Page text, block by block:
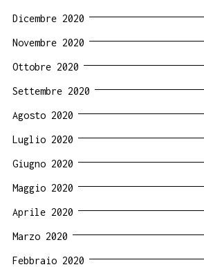
Dicembre 2020
Novembre 2020
Ottobre 2020
Settembre 2020
Agosto 2020
Luglio 2020
Giugno 2020
Maggio 2020
Aprile 2020
Marzo 2020
Febbraio 2020